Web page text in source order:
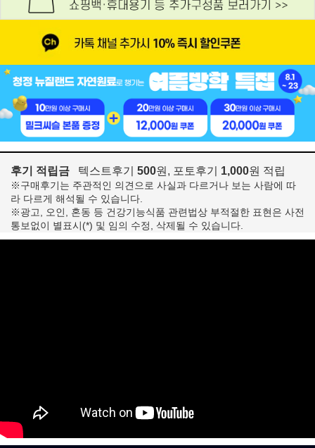
후기 적립금 텍스트후기 500원, 포토후기 1,000원 적립
※구매후기는 주관적인 의견으로 사실과 다르거나 보는 사람에 따
라 다르게 해석될 수 있습니다.
※광고, 오인, 혼동 등 건강기능식품 관련법상 부적절한 표현은 사전
통보없이 별표시(*) 및 임의 수정, 삭제될 수 있습니다.